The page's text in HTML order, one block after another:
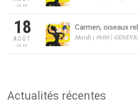
2026
18
AOÛT
2026
Carmen, oiseaux
Mardi | 19:00 |
Actualités récentes